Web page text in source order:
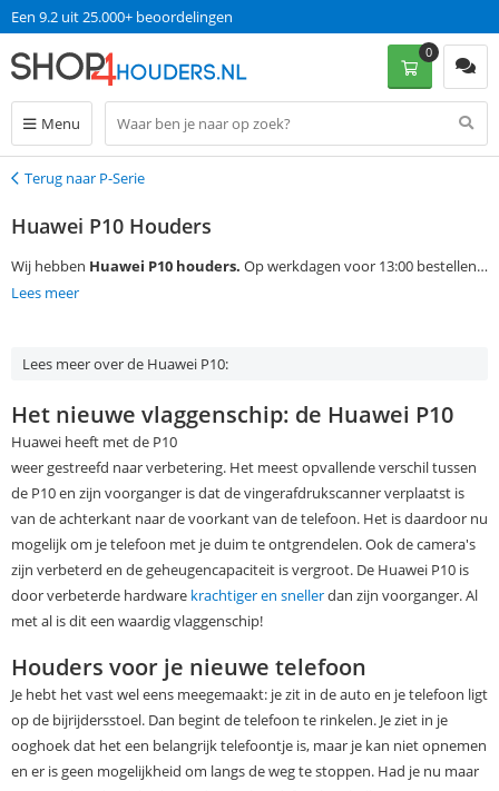
Een 9.2 uit 25.000+ beoordelingen
Menu
0
Terug
Terug naar P-Serie
Huawei P10 Houders
Wij hebben Huawei P10 houders. Op werkdagen voor 13:00 bestellen,
is morgen in huis met gratis verzending!
Lees meer
Lees meer over de Huawei P10:
Het nieuwe vlaggenschip: de Huawei P10
Huawei heeft met de P10
weer gestreefd naar verbetering. Het meest opvallende verschil tussen
de P10 en zijn voorganger is dat de vingerafdrukscanner verplaatst is
van de achterkant naar de voorkant van de telefoon. Het is daardoor nu
mogelijk om je telefoon met je duim te ontgrendelen. Ook de camera's
zijn verbeterd en de geheugencapaciteit is vergroot. De Huawei P10 is
door verbeterde hardware krachtiger en snellerdan zijn voorganger. Al
met al is dit een waardig vlaggenschip!
Houders voor je nieuwe telefoon
Je hebt het vast wel eens meegemaakt: je zit in de auto en je telefoon ligt
op de bijrijdersstoel. Dan begint de telefoon te rinkelen. Je ziet in je
ooghoek dat het een belangrijk telefoontje is, maar je kan niet opnemen
en er is geen mogelijkheid om langs de weg te stoppen. Had je nu maar